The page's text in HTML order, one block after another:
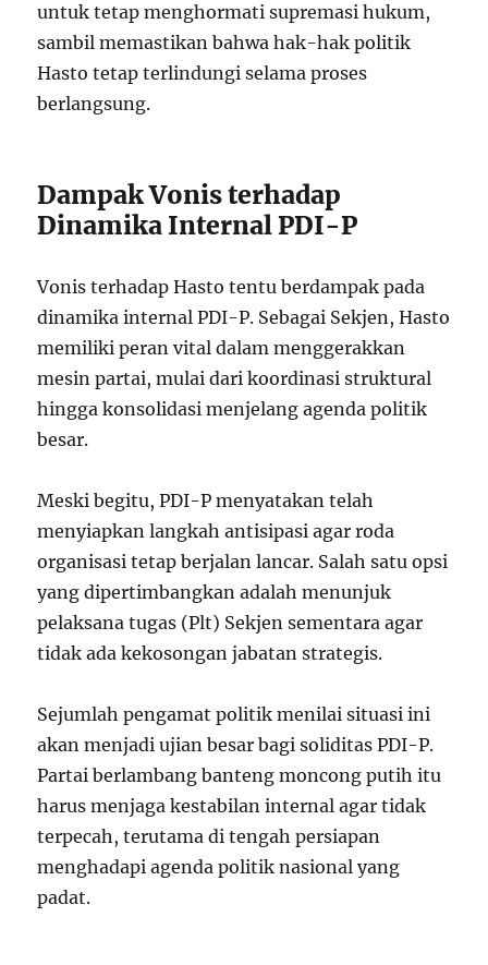
untuk tetap menghormati supremasi hukum,
sambil memastikan bahwa hak-hak politik
Hasto tetap terlindungi selama proses
berlangsung.
Dampak Vonis terhadap
Dinamika Internal PDI-P
Vonis terhadap Hasto tentu berdampak pada
dinamika internal PDI-P. Sebagai Sekjen, Hasto
memiliki peran vital dalam menggerakkan
mesin partai, mulai dari koordinasi struktural
hingga konsolidasi menjelang agenda politik
besar.
Meski begitu, PDI-P menyatakan telah
menyiapkan langkah antisipasi agar roda
organisasi tetap berjalan lancar. Salah satu opsi
yang dipertimbangkan adalah menunjuk
pelaksana tugas (Plt) Sekjen sementara agar
tidak ada kekosongan jabatan strategis.
Sejumlah pengamat politik menilai situasi ini
akan menjadi ujian besar bagi soliditas PDI-P.
Partai berlambang banteng moncong putih itu
harus menjaga kestabilan internal agar tidak
terpecah, terutama di tengah persiapan
menghadapi agenda politik nasional yang
padat.